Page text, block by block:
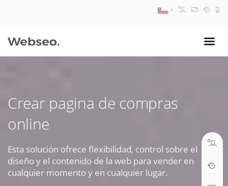
Crear pagina de compras
online
Esta solución ofrece flexibilidad, control sobre el
diseño y el contenido de la web para vender en
cualquier momento y en cualquier lugar.
09:30 AM A 18:30 PM
ABRIR TICKET